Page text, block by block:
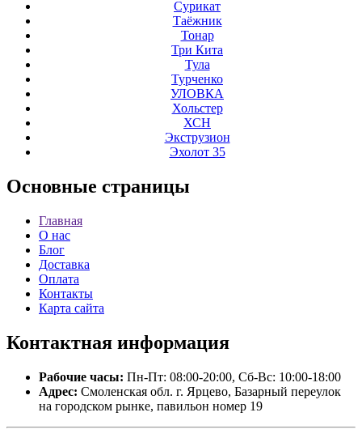
Сурикат
Таёжник
Тонар
Три Кита
Тула
Турченко
УЛОВКА
Хольстер
ХСН
Экструзион
Эхолот 35
Основные страницы
Главная
О нас
Блог
Доставка
Оплата
Контакты
Карта сайта
Контактная информация
Рабочие часы: Пн-Пт: 08:00-20:00, Сб-Вс: 10:00-18:00
Адрес: Смоленская обл. г. Ярцево, Базарный переулок
на городском рынке, павильон номер 19